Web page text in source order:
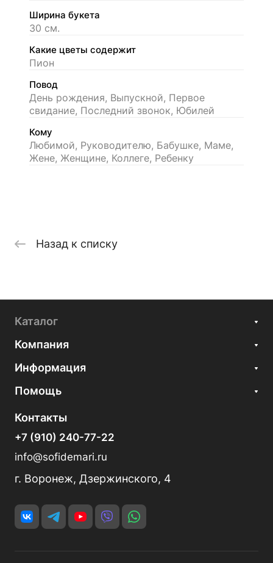
Ширина букета
30 см.
Какие цветы содержит
Пион
Повод
День рождения, Выпускной, Первое
свидание, Последний звонок, Юбилей
Кому
Любимой, Руководителю, Бабушке, Маме,
Жене, Женщине, Коллеге, Ребенку
Назад к списку
Каталог
Компания
Информация
Помощь
Контакты
+7 (910) 240-77-22
info@sofidemari.ru
г. Воронеж, Дзержинского, 4